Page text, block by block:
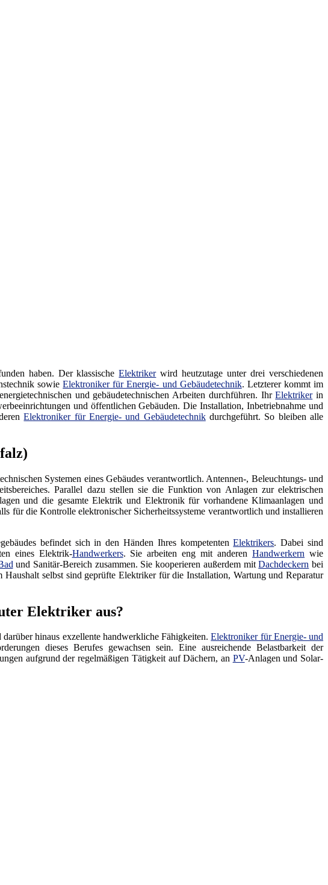
haben. Der klassischeElektrikerwird heutzutage unter drei verschiedenen
sowieElektroniker für Energie- und Gebäudetechnik. Letzterer kommt im
und gebäudetechnischen Arbeiten durchführen. IhrElektrikerin
und öffentlichen Gebäuden. Die Installation, Inbetriebnahme und
Elektroniker für Energie- und Gebäudetechnikdurchgeführt. So bleiben alle
Systemen eines Gebäudes verantwortlich. Antennen-, Beleuchtungs- und
Parallel dazu stellen sie die Funktion von Anlagen zur elektrischen
und die gesamte Elektrik und Elektronik für vorhandene Klimaanlagen und
für die Kontrolle elektronischer Sicherheitssysteme verantwortlich und installieren
befindet sich in den Händen Ihres kompetentenElektrikers. Dabei sind
eines Elektrik-Handwerkers. Sie arbeiten eng mit anderenHandwerkern wie
und Sanitär-Bereich zusammen. Sie kooperieren außerdem mitDachdeckern bei
selbst sind geprüfte Elektriker für die Installation, Wartung und Reparatur
Elektriker aus?
hinaus exzellente handwerkliche Fähigkeiten.Elektroniker für Energie- und
dieses Berufes gewachsen sein. Eine ausreichende Belastbarkeit der
aufgrund der regelmäßigen Tätigkeit auf Dächern, an PV-Anlagen und Solar-